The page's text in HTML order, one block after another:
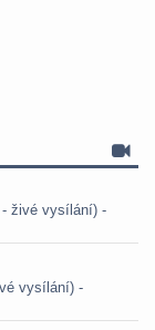
- živé vysílání) -
vysílání) -